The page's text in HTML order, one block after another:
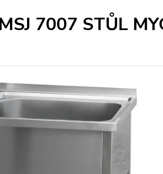
7007 STŮL